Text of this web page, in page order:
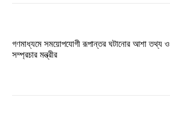
গণমাধ্যমে সময়োপযোগী রূপান্তর ঘটানোর আশা তথ্য ও
সম্প্রচার মন্ত্রীর